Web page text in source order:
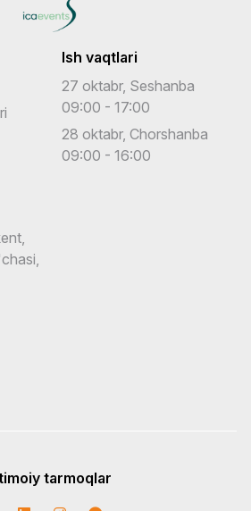
Ish vaqtlari
27 oktabr, Seshanba
09:00 - 17:00
28 oktabr, Chorshanba
09:00 - 16:00
tarmoqlar